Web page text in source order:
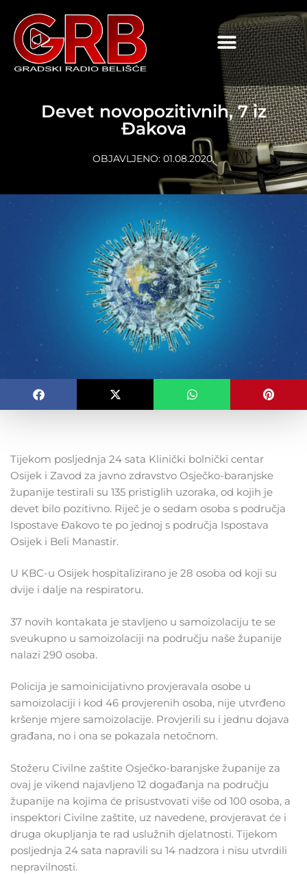
Devet novopozitivnih, 7 iz
Đakova
OBJAVLJENO: 01.08.2020.
Tijekom posljednja 24 sata Klinički bolnički centar
Osijek i Zavod za javno zdravstvo Osječko-baranjske
županije testirali su 135 pristiglih uzoraka, od kojih je
devet bilo pozitivno. Riječ je o sedam osoba s područja
Ispostave Đakovo te po jednoj s područja Ispostava
Osijek i Beli Manastir.
U KBC-u Osijek hospitalizirano je 28 osoba od koji su
dvije i dalje na respiratoru.
37 novih kontakata je stavljeno u samoizolaciju te se
sveukupno u samoizolaciji na području naše županije
nalazi 290 osoba.
Policija je samoinicijativno provjeravala osobe u
samoizolaciji i kod 46 provjerenih osoba, nije utvrđeno
kršenje mjere samoizolacije. Provjerili su i jednu dojava
građana, no i ona se pokazala netočnom.
Stožeru Civilne zaštite Osječko-baranjske županije za
ovaj je vikend najavljeno 12 događanja na području
županije na kojima će prisustvovati više od 100 osoba, a
inspektori Civilne zaštite, uz navedene, provjeravat će i
druga okupljanja te rad uslužnih djelatnosti. Tijekom
posljednja 24 sata napravili su 14 nadzora i nisu utvrdili
nepravilnosti.